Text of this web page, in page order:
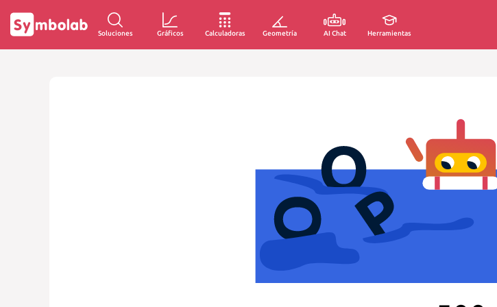
Soluciones Gráficos Calculadoras Geometría AI Chat Herramientas